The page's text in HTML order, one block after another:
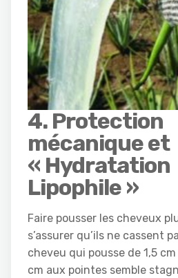
4. Protection
mécanique et
« Hydratation
Lipophile »
Faire pousser les cheveux
s’assurer qu’ils ne cassent
cheveu qui pousse de 1,5
cm aux pointes semble